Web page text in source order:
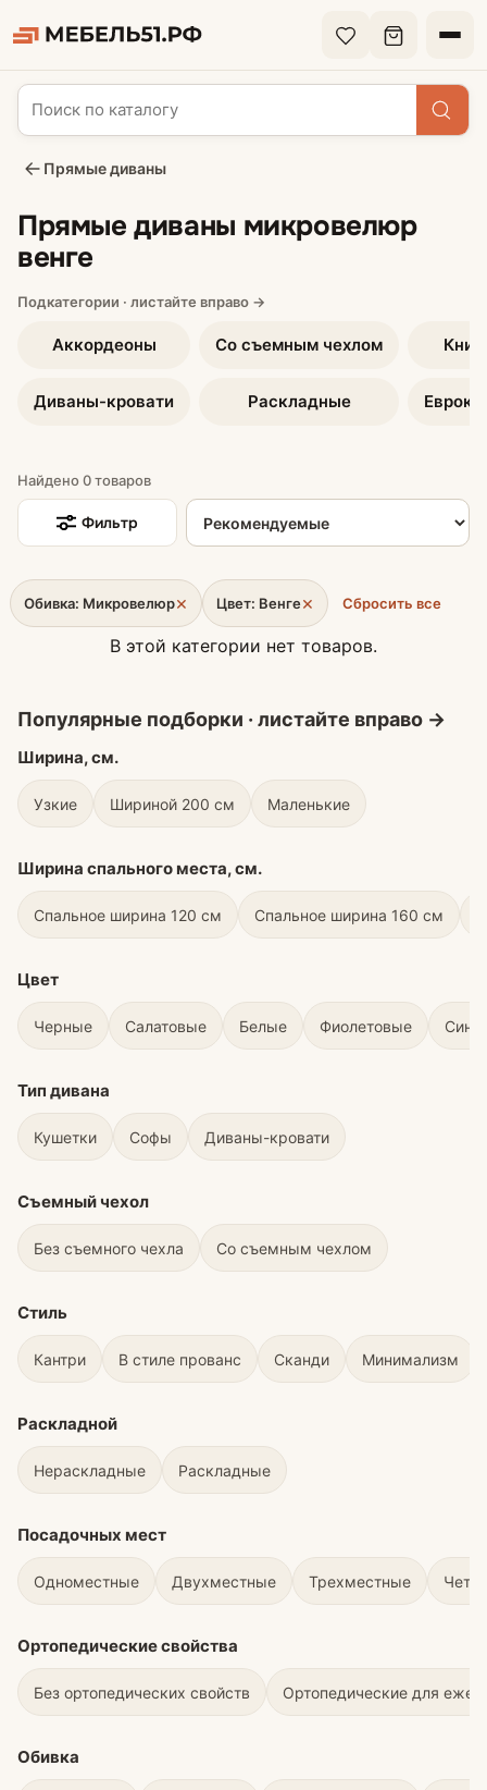
Прямые диваны
Прямые диваны микровелюр
венге
Аккордеоны
Диваны-кровати
Со съемным чехлом
Раскладные
Найдено 0 товаров
Фильтр
Сортировка товаров
Обивка: Микровелюр× Цвет: Венге× Сбросить все
В этой категории нет товаров.
Ширина, см.
Узкие Шириной 200 см Маленькие
Ширина спального места, см.
Спальное ширина 120 см Спальное ширина 160 см
Цвет
Черные Салатовые Белые Фиолетовые
Тип дивана
Кушетки Софы Диваны-кровати
Съемный чехол
Без съемного чехла Со съемным чехлом
Стиль
Кантри В стиле прованс Сканди Минимализм
Раскладной
Нераскладные Раскладные
Посадочных мест
Одноместные Двухместные Трехместные
Ортопедические свойства
Без ортопедических свойств Ортопедические для
Обивка